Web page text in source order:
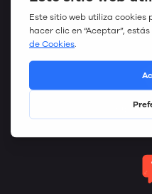
La entrega se